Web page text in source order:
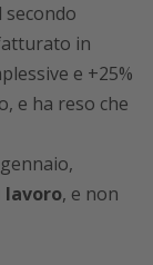
in
e +25%
e ha reso che
lavoro, e non